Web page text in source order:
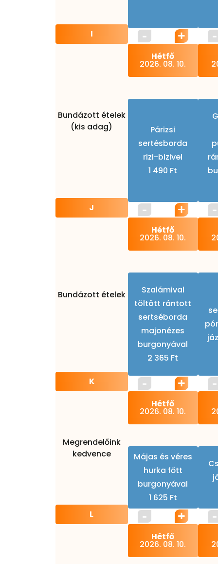
I
Bundázott ételek
(kis adag)
J
Hétfő
2026. 08. 10.
Párizsi
sertésborda
rizi-bizivel
1 490 Ft
Bundázott ételek
K
Hétfő
2026. 08. 10.
Szalámival
töltött rántott
sertséborda
majonézes
burgonyával
2 365 Ft
Megrendelőink
kedvence
L
Hétfő
2026. 08. 10.
Májas és véres
hurka főtt
burgonyával
1 625 Ft
Hétfő
2026. 08. 10.